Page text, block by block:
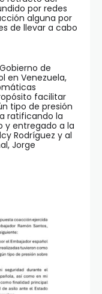
por redes
alguna por
de llevar a cabo
de
en Venezuela,
facilitar
tipo de presión
ratificando la
y entregado a la
Rodríguez y al
Jorge